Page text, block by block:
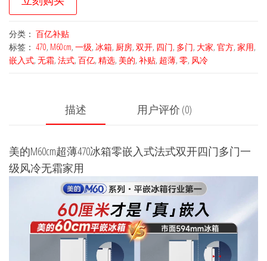
分类： 百亿补贴
标签： 470, M60cm, 一级, 冰箱, 厨房, 双开, 四门, 多门, 大家, 官方, 家用,
嵌入式, 无霜, 法式, 百亿, 精选, 美的, 补贴, 超薄, 零, 风冷
描述 用户评价 (0)
美的M60cm超薄470冰箱零嵌入式法式双开四门多门一
级风冷无霜家用